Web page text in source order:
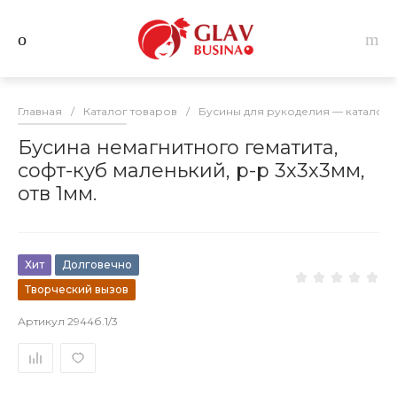
Главная / Каталог товаров / Бусины для рукоделия — каталог
Бусина немагнитного гематита,
софт-куб маленький, р-р 3х3х3мм,
отв 1мм.
Хит
Долговечно
Творческий вызов
Артикул 2944б.1/3